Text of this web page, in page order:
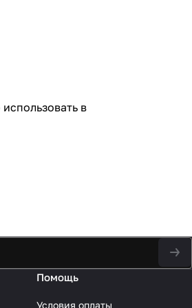
в
Помощь
Условия оплаты